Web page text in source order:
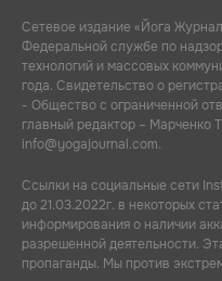
Сетевое издание «Йога
Федеральной службе по
технологий и массовых
года. Свидетельство о
- Общество с ограниченной
главный редактор – Марченко
info@yogajournal.com.
Ссылки на социальные сети
до 21.03.2022г. в некоторых
информирования о наличии
разрешенной деятельности.
пропаганды. Мы против